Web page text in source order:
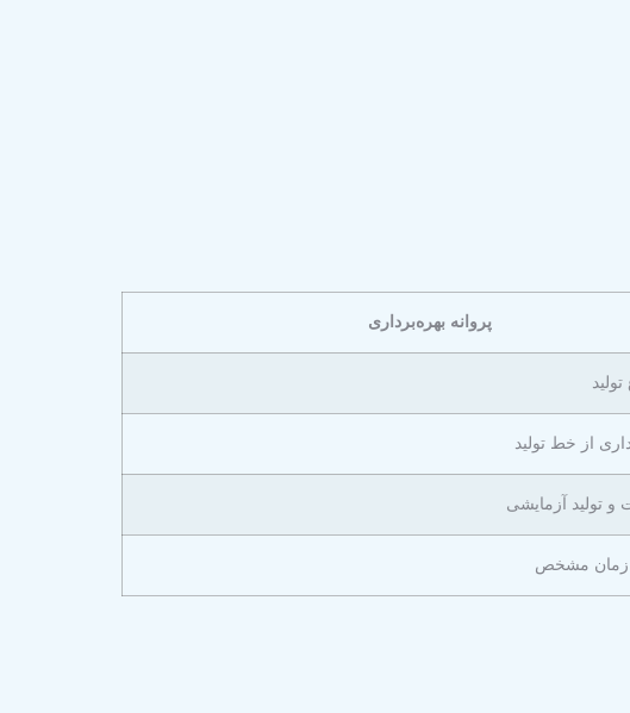
پروانه بهره‌برداری
از خط تولید
و تولید آزمایشی
زمان مشخص